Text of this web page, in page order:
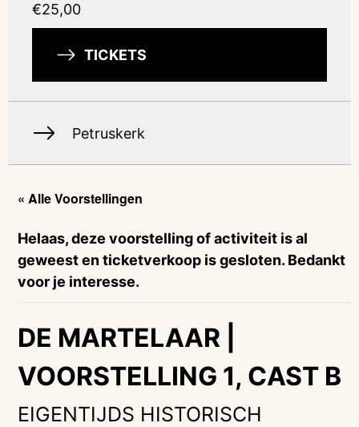
« Alle Voorstellingen
Helaas, deze voorstelling of activiteit is al
geweest en ticketverkoop is gesloten. Bedankt
voor je interesse.
DE MARTELAAR |
VOORSTELLING 1, CAST B
EIGENTIJDS HISTORISCH
€25,00
TICKETS
Petruskerk